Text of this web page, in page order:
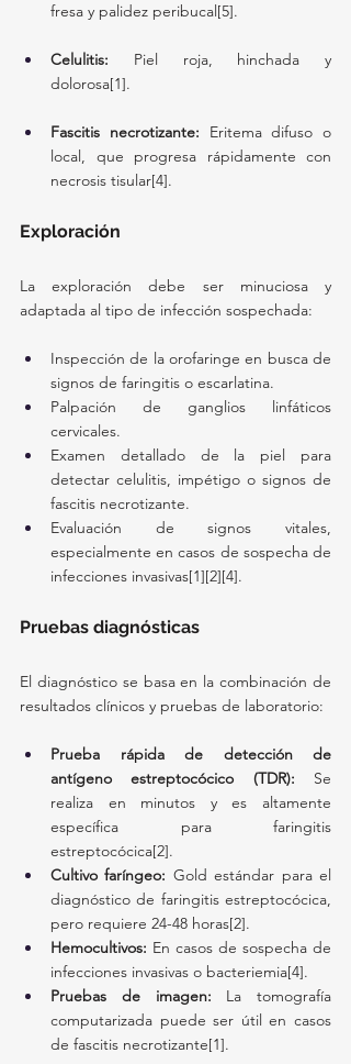
fresa y palidez peribucal[5].
Celulitis: Piel roja, hinchada y
dolorosa[1].
Fascitis necrotizante: Eritema difuso o
local, que progresa rápidamente con
necrosis tisular[4].
Exploración
La exploración debe ser minuciosa y
adaptada al tipo de infección sospechada:
Inspección de la orofaringe en busca de
signos de faringitis o escarlatina.
Palpación de ganglios linfáticos
cervicales.
Examen detallado de la piel para
detectar celulitis, impétigo o signos de
fascitis necrotizante.
Evaluación de signos vitales,
especialmente en casos de sospecha de
infecciones invasivas[1][2][4].
Pruebas diagnósticas
El diagnóstico se basa en la combinación de
resultados clínicos y pruebas de laboratorio:
Prueba rápida de detección de
antígeno estreptocócico (TDR): Se
realiza en minutos y es altamente
específica para faringitis
estreptocócica[2].
Cultivo faríngeo: Gold estándar para el
diagnóstico de faringitis estreptocócica,
pero requiere 24-48 horas[2].
Hemocultivos: En casos de sospecha de
infecciones invasivas o bacteriemia[4].
Pruebas de imagen: La tomografía
computarizada puede ser útil en casos
de fascitis necrotizante[1].